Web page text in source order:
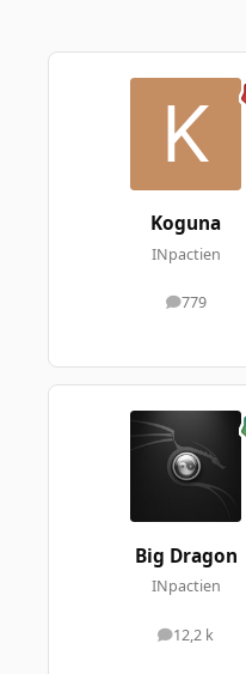
Koguna
INpactien
779
messages
Big Dragon
INpactien
12,2 k
messages